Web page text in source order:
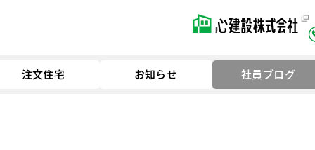
注文住宅 お知らせ 社員ブログ